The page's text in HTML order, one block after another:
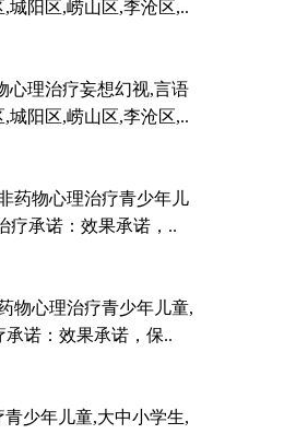
城阳区,崂山区,李沧区,..
心理治疗妄想幻视,言语
城阳区,崂山区,李沧区,..
药物心理治疗青少年儿
疗承诺：效果承诺，..
物心理治疗青少年儿童,
诺：效果承诺，保..
青少年儿童,大中小学生,